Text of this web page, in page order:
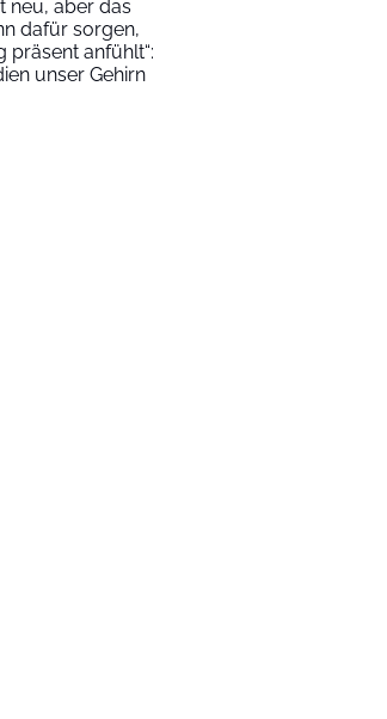
neu, aber das
dafür sorgen,
präsent anfühlt“:
unser Gehirn